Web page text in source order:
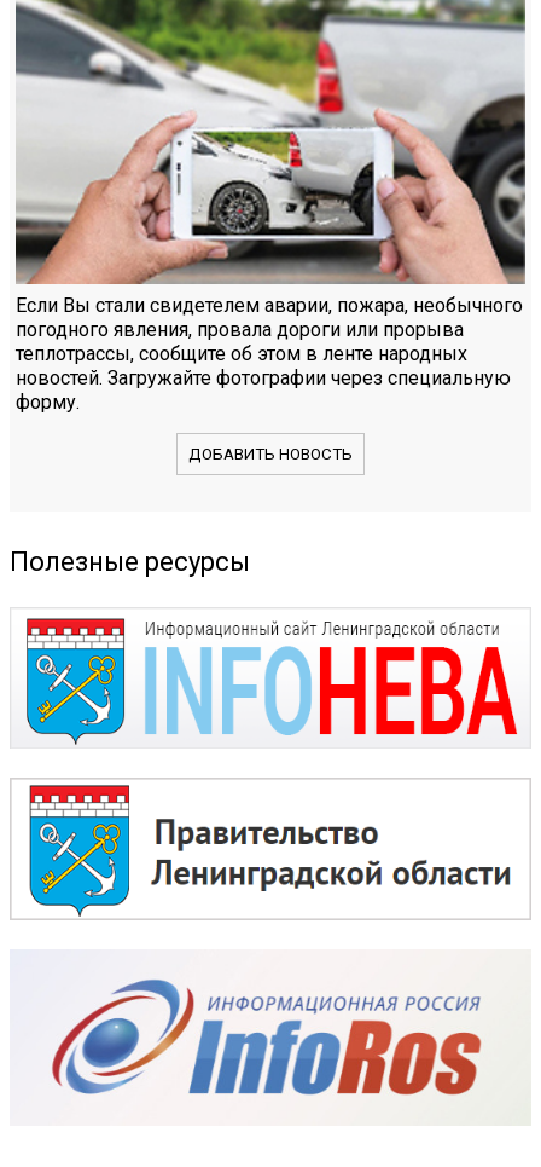
Если Вы стали свидетелем аварии, пожара, необычного
погодного явления, провала дороги или прорыва
теплотрассы, сообщите об этом в ленте народных
новостей. Загружайте фотографии через специальную
форму.
ДОБАВИТЬ НОВОСТЬ
Полезные ресурсы